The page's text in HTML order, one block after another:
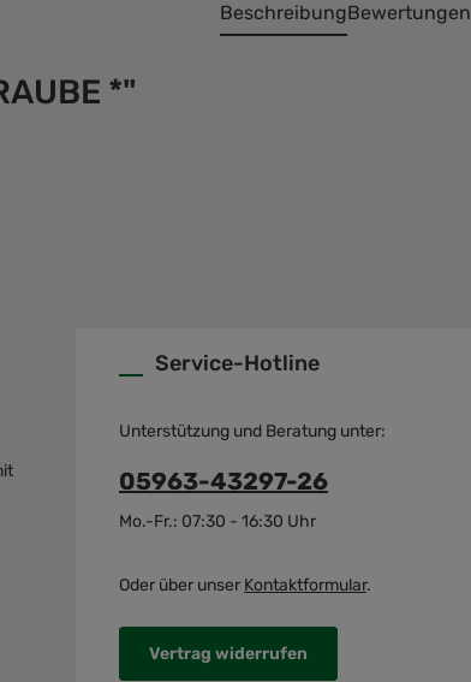
BeschreibungBewertungen
*"
Service-Hotline
Unterstützung und Beratung unter:
05963-43297-26
Mo.-Fr.: 07:30 - 16:30 Uhr
Oder über unser Kontaktformular.
Vertrag widerrufen